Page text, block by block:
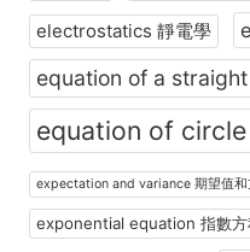
electrostatics 靜電學
equation of a
equation of circle
expectation and variance 期望值和
exponential equation 指數方